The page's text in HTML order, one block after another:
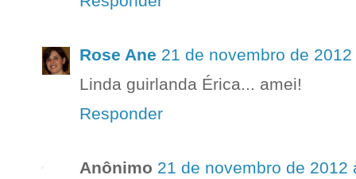
Rose Ane 21 de novembro de
Linda guirlanda Érica... amei!
Responder
Anônimo 21 de novembro de 2012